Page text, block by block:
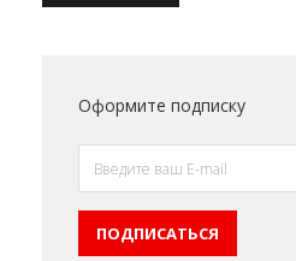
Оформите подписку